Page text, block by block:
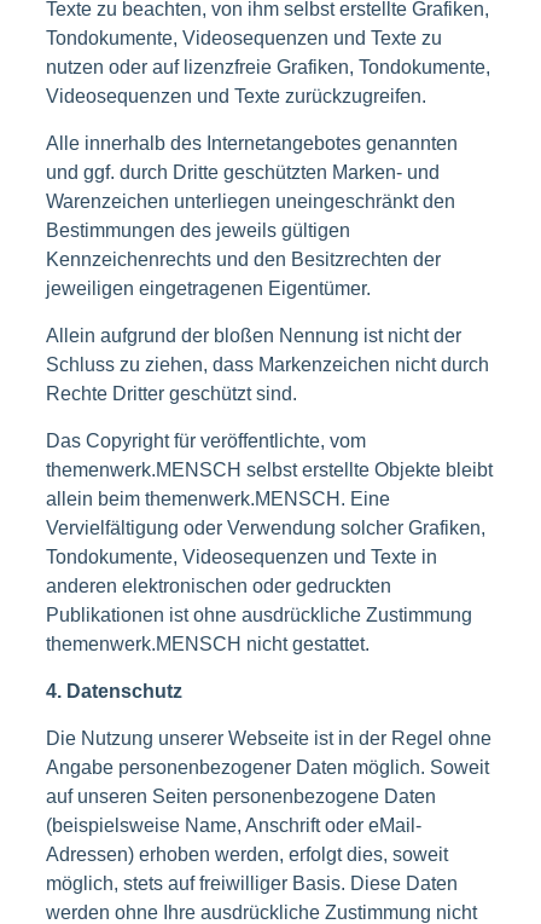
Texte zu beachten, von ihm selbst erstellte Grafiken,
Tondokumente, Videosequenzen und Texte zu
nutzen oder auf lizenzfreie Grafiken, Tondokumente,
Videosequenzen und Texte zurückzugreifen.
Alle innerhalb des Internetangebotes genannten
und ggf. durch Dritte geschützten Marken- und
Warenzeichen unterliegen uneingeschränkt den
Bestimmungen des jeweils gültigen
Kennzeichenrechts und den Besitzrechten der
jeweiligen eingetragenen Eigentümer.
Allein aufgrund der bloßen Nennung ist nicht der
Schluss zu ziehen, dass Markenzeichen nicht durch
Rechte Dritter geschützt sind.
Das Copyright für veröffentlichte, vom
themenwerk.MENSCH selbst erstellte Objekte bleibt
allein beim themenwerk.MENSCH. Eine
Vervielfältigung oder Verwendung solcher Grafiken,
Tondokumente, Videosequenzen und Texte in
anderen elektronischen oder gedruckten
Publikationen ist ohne ausdrückliche Zustimmung
themenwerk.MENSCH nicht gestattet.
4. Datenschutz
Die Nutzung unserer Webseite ist in der Regel ohne
Angabe personenbezogener Daten möglich. Soweit
auf unseren Seiten personenbezogene Daten
(beispielsweise Name, Anschrift oder eMail-
Adressen) erhoben werden, erfolgt dies, soweit
möglich, stets auf freiwilliger Basis. Diese Daten
werden ohne Ihre ausdrückliche Zustimmung nicht